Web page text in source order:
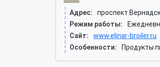
Адрес:
проспект
Режим работы:
Сайт:
www.elinar-broiler.ru
Особенности:
Продукты